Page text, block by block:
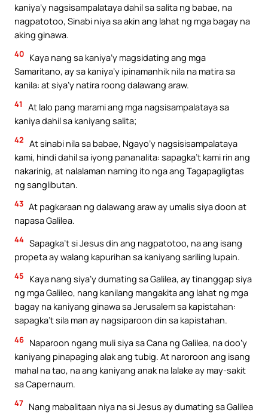
kaniya’y nagsisampalataya dahil sa salita ng babae, na
nagpatotoo, Sinabi niya sa akin ang lahat ng mga bagay na
aking ginawa.
40 Kaya nang sa kaniya’y magsidating ang mga
Samaritano, ay sa kaniya’y ipinamanhik nila na matira sa
kanila: at siya’y natira roong dalawang araw.
41
At lalo pang marami ang mga nagsisampalataya sa
kaniya dahil sa kaniyang salita;
42 At sinabi nila sa babae, Ngayo’y nagsisisampalataya
kami, hindi dahil sa iyong pananalita: sapagka’t kami rin ang
nakarinig, at nalalaman naming ito nga ang Tagapagligtas
ng sanglibutan.
43 At pagkaraan ng dalawang araw ay umalis siya doon at
napasa Galilea.
44 Sapagka’t si Jesus din ang nagpatotoo, na ang isang
propeta ay walang kapurihan sa kaniyang sariling lupain.
45
Kaya nang siya’y dumating sa Galilea, ay tinanggap siya
ng mga Galileo, nang kanilang mangakita ang lahat ng mga
bagay na kaniyang ginawa sa Jerusalem sa kapistahan:
sapagka’t sila man ay nagsiparoon din sa kapistahan.
46 Naparoon ngang muli siya sa Cana ng Galilea, na doo’y
kaniyang pinapaging alak ang tubig. At naroroon ang isang
mahal na tao, na ang kaniyang anak na lalake ay may-sakit
sa Capernaum.
47 Nang mabalitaan niya na si Jesus ay dumating sa Galilea